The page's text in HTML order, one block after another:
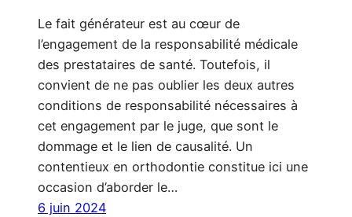
Le fait générateur est au cœur de
l’engagement de la responsabilité médicale
des prestataires de santé. Toutefois, il
convient de ne pas oublier les deux autres
conditions de responsabilité nécessaires à
cet engagement par le juge, que sont le
dommage et le lien de causalité. Un
contentieux en orthodontie constitue ici une
occasion d’aborder le…
6 juin 2024